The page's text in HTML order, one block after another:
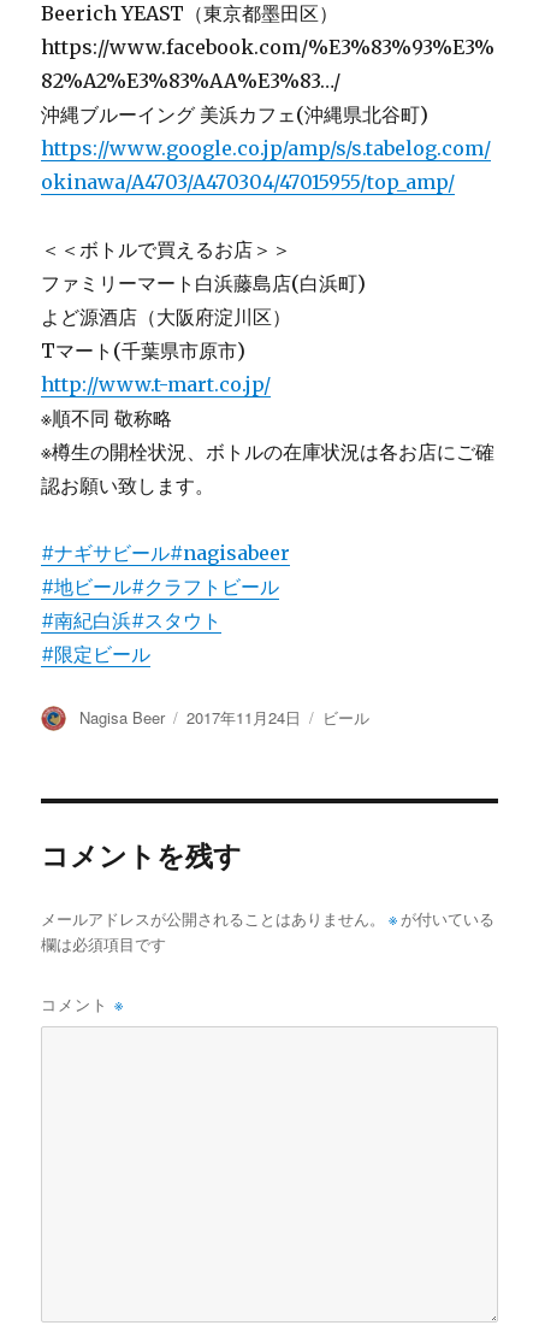
Beerich YEAST（東京都墨田区）
https://www.facebook.com/%E3%83%93%E3%
82%A2%E3%83%AA%E3%83…/
沖縄ブルーイング 美浜カフェ(沖縄県北谷町)
https://www.google.co.jp/amp/s/s.tabelog.com/
okinawa/A4703/A470304/47015955/top_amp/
＜＜ボトルで買えるお店＞＞
ファミリーマート白浜藤島店(白浜町)
よど源酒店（大阪府淀川区）
Tマート(千葉県市原市)
http://www.t-mart.co.jp/
※順不同 敬称略
※樽生の開栓状況、ボトルの在庫状況は各お店にご確
認お願い致します。
#ナギサビール#nagisabeer
#地ビール#クラフトビール
#南紀白浜#スタウト
#限定ビール
投
Nagisa Beer
投
2017年11月24日
カ
ビール
コメントを残す
メールアドレスが公開されることはありません。 ※ が付いている
欄は必須項目です
コメント※